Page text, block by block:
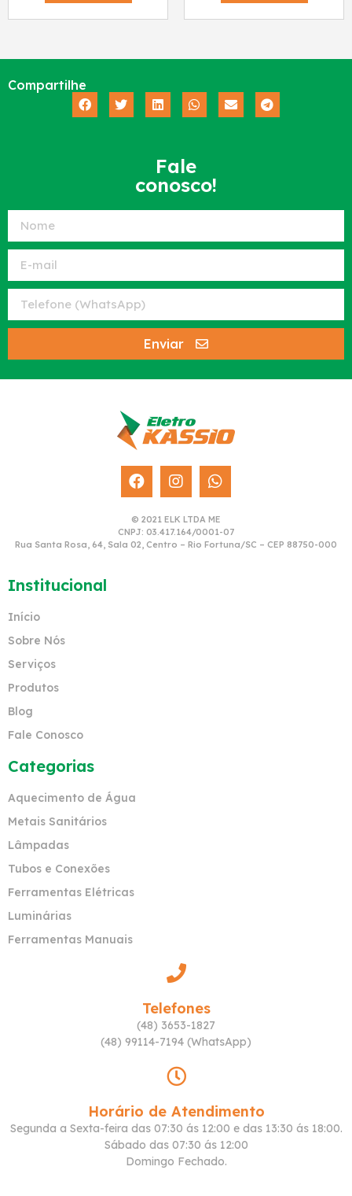
Compartilhe
Fale
conosco!
Enviar
© 2021 ELK LTDA ME
CNPJ: 03.417.164/0001-07
Rua Santa Rosa, 64, Sala 02, Centro – Rio Fortuna/SC – CEP 88750-000
Institucional
Início
Sobre Nós
Serviços
Produtos
Blog
Fale Conosco
Categorias
Aquecimento de Água
Metais Sanitários
Lâmpadas
Tubos e Conexões
Ferramentas Elétricas
Luminárias
Ferramentas Manuais
Telefones
(48) 3653-1827
(48) 99114-7194 (WhatsApp)
Horário de Atendimento
Segunda a Sexta-feira das 07:30 ás 12:00 e das 13:30 ás 18:00.
Sábado das 07:30 ás 12:00
Domingo Fechado.